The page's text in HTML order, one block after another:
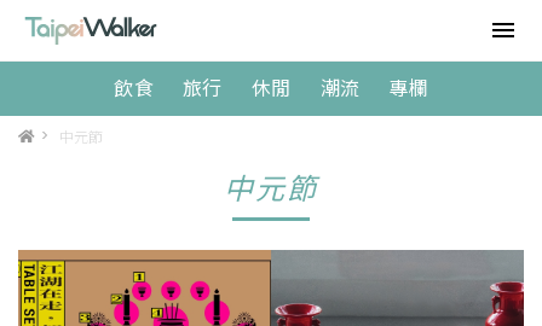
飲食 旅行 休閒 潮流 專欄
> 中元節
中元節